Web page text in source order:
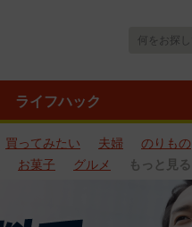
ライフハック
買ってみたい 夫婦 のりもの
お菓子 グルメ もっと見る